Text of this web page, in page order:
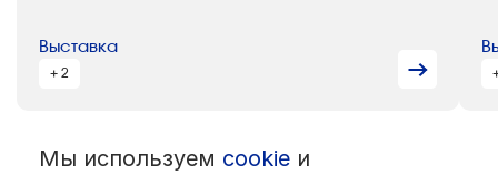
Выставка
+ 2
© 1992 — 2026 ООО «НЕГУС ЭКСПО Интернэшнл»
Мы используем cookieи